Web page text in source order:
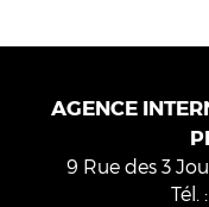
AGENCE
9 Rue des 3
Tél. :